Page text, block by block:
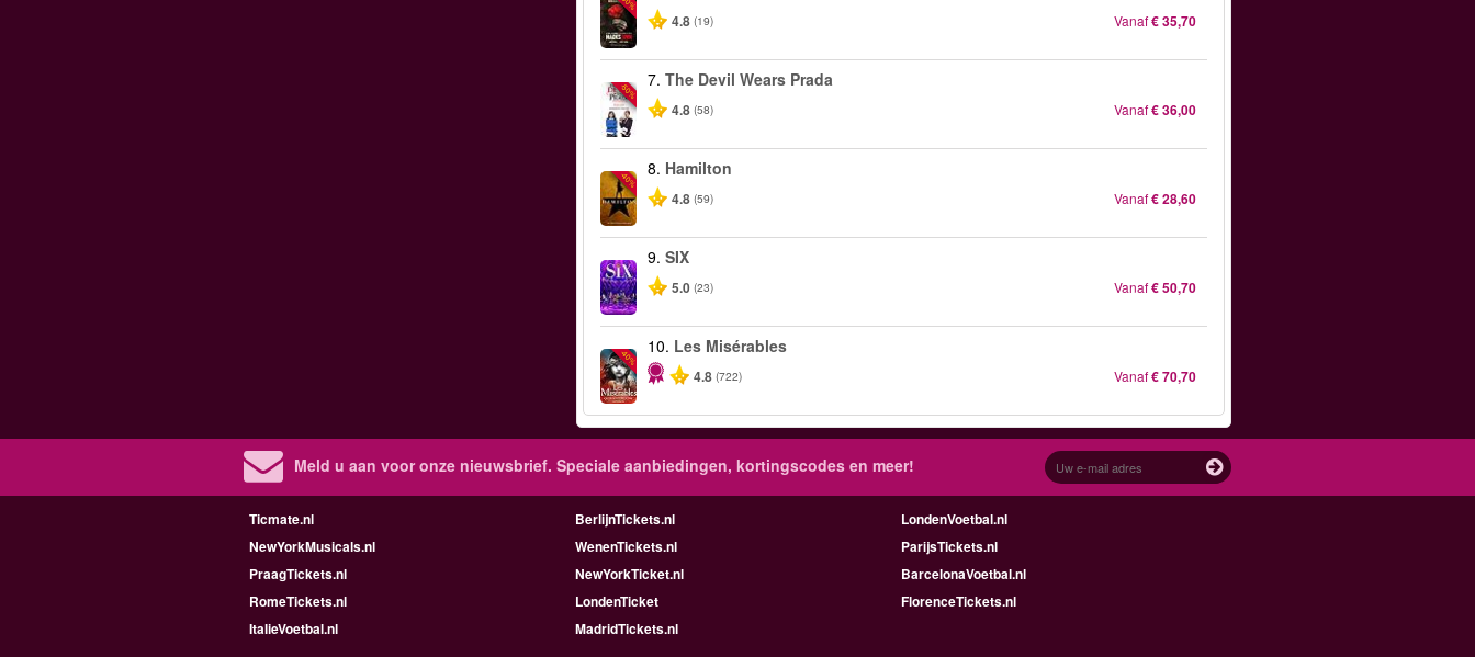
4.8 (19) Vanaf€ 35,70
-50%
7.The Devil Wears Prada
4.8 (58) Vanaf€ 36,00
-40%
8. Hamilton
4.8 (59) Vanaf€ 28,60
9.SIX
5.0 (23) Vanaf€ 50,70
-40%
10. Les Misérables
4.8 (722) Vanaf€ 70,70
Meld u aan voor onze nieuwsbrief. Speciale aanbiedingen, kortingscodes en meer!
Ticmate.nl BerlijnTickets.nl
LondenVoetbal.nl
NewYorkMusicals.nl
WenenTickets.nl
ParijsTickets.nl
PraagTickets.nl
NewYorkTicket.nl
BarcelonaVoetbal.nl
RomeTickets.nl
LondenTicket
FlorenceTickets.nl
ItalieVoetbal.nl
MadridTickets.nl